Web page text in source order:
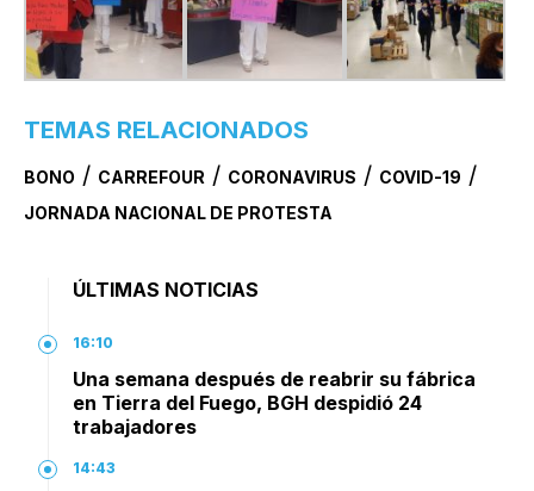
TEMAS RELACIONADOS
BONO / CARREFOUR / CORONAVIRUS / COVID-19 /
JORNADA NACIONAL DE PROTESTA
ÚLTIMAS NOTICIAS
16:10
Una semana después de reabrir su fábrica
en Tierra del Fuego, BGH despidió 24
trabajadores
14:43